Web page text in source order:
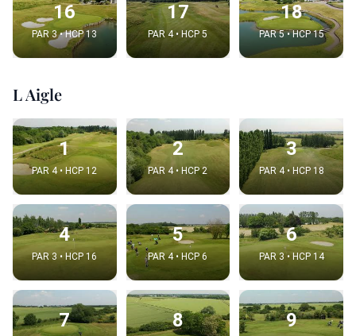
16
PAR 3 • HCP 13
17
PAR 4 • HCP 5
18
PAR 5 • HCP 15
L Aigle
1
PAR 4 • HCP 12
2
PAR 4 • HCP 2
3
PAR 4 • HCP 18
4
PAR 3 • HCP 16
5
PAR 4 • HCP 6
6
PAR 3 • HCP 14
7 8 9